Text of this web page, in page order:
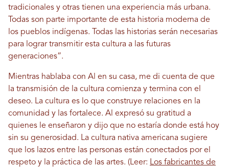
tradicionales y otras tienen una experiencia más urbana.
Todas son parte importante de esta historia moderna de
los pueblos indígenas. Todas las historias serán necesarias
para lograr transmitir esta cultura a las futuras
generaciones”.
Mientras hablaba con Al en su casa, me di cuenta de que
la transmisión de la cultura comienza y termina con el
deseo. La cultura es lo que construye relaciones en la
comunidad y las fortalece. Al expresó su gratitud a
quienes le enseñaron y dijo que no estaría donde está hoy
sin su generosidad. La cultura nativa americana sugiere
que los lazos entre las personas están conectados por el
respeto y la práctica de las artes. (Leer: Los fabricantes de